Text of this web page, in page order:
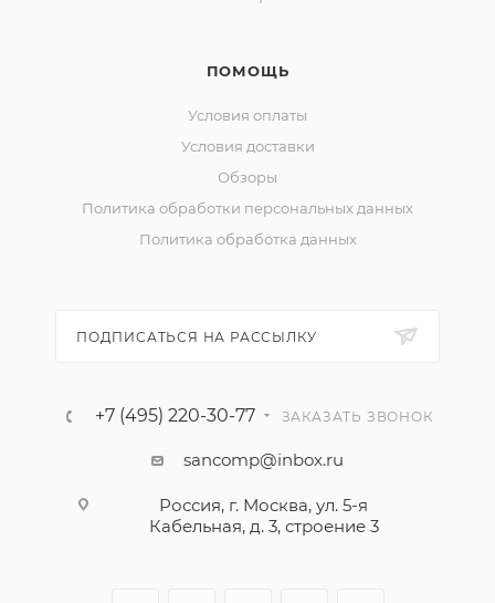
ПОМОЩЬ
Условия оплаты
Условия доставки
Обзоры
Политика обработки персональных данных
Политика обработка данных
ПОДПИСАТЬСЯ НА РАССЫЛКУ
+7 (495) 220-30-77 ЗАКАЗАТЬ ЗВОНОК
sancomp@inbox.ru
Россия, г. Москва, ул. 5-я
Кабельная, д. 3, строение 3